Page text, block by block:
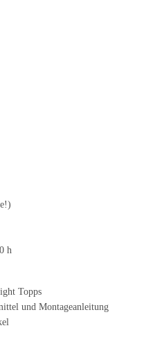
h
Topps
und Montageanleitung